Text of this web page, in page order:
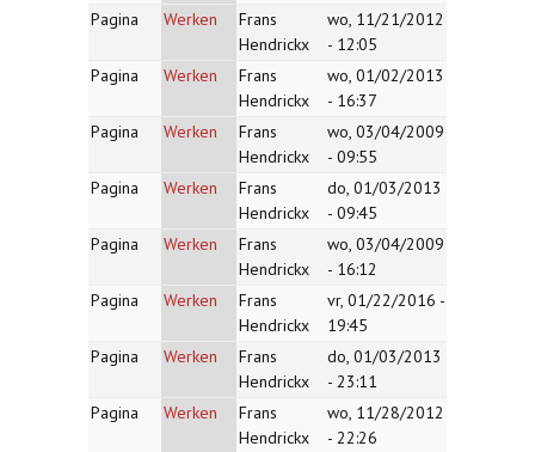
Pagina
Werken
Frans
Hendrickx
wo, 11/21/2012
- 12:05
Pagina
Werken
Frans
Hendrickx
wo, 01/02/2013
- 16:37
Pagina
Werken
Frans
Hendrickx
wo, 03/04/2009
- 09:55
Pagina
Werken
Frans
Hendrickx
do, 01/03/2013
- 09:45
Pagina
Werken
Frans
Hendrickx
wo, 03/04/2009
- 16:12
Pagina
Werken
Frans
Hendrickx
vr, 01/22/2016 -
19:45
Pagina
Werken
Frans
Hendrickx
do, 01/03/2013
- 23:11
Pagina
Werken
Frans
Hendrickx
wo, 11/28/2012
- 22:26